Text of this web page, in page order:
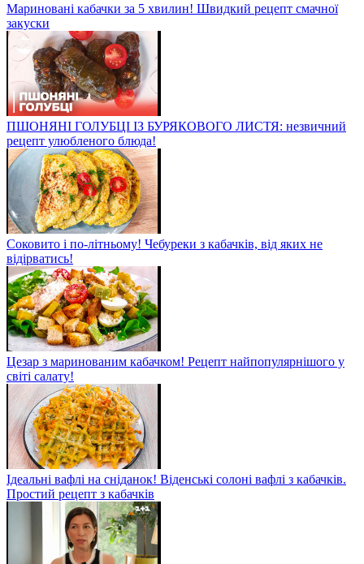
Мариновані кабачки за 5 хвилин! Швидкий рецепт смачної
закуски
ПШОНЯНІ ГОЛУБЦІ ІЗ БУРЯКОВОГО ЛИСТЯ: незвичний
рецепт улюбленого блюда!
Соковито і по-літньому! Чебуреки з кабачків, від яких не
відірватись!
Цезар з маринованим кабачком! Рецепт найпопулярнішого у
світі салату!
Ідеальні вафлі на сніданок! Віденські солоні вафлі з кабачків.
Простий рецепт з кабачків